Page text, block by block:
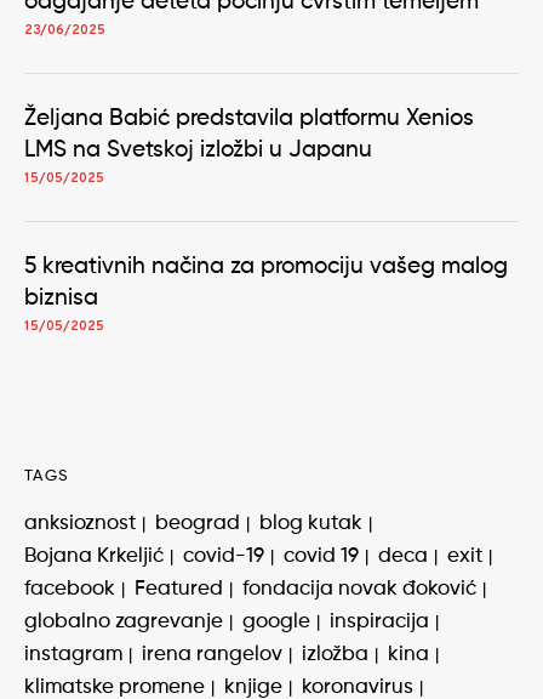
23/06/2025
Željana Babić predstavila platformu Xenios
LMS na Svetskoj izložbi u Japanu
15/05/2025
5 kreativnih načina za promociju vašeg malog
biznisa
15/05/2025
TAGS
anksioznost beograd
blog kutak
Bojana Krkeljić
covid-19 covid 19 deca
exit
facebook
Featured
fondacija novak đoković
globalno zagrevanje
google
inspiracija
instagram
irena rangelov izložba
kina
klimatske promene
knjige
koronavirus